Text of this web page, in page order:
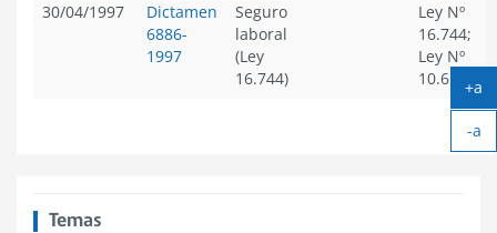
30/04/1997
Dictamen
6886-
1997
Seguro
laboral
(Ley
16.744)
Ley Nº
16.744;
Ley Nº
10.662
Temas
+a
-a